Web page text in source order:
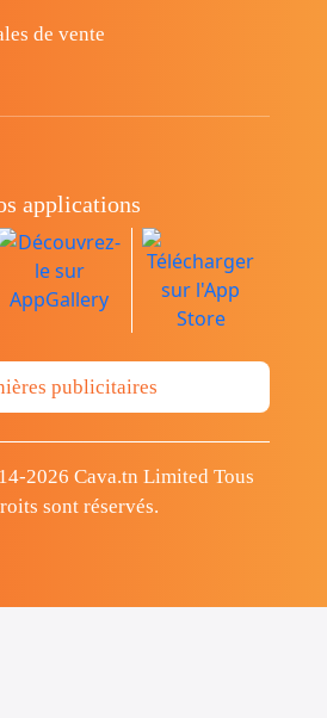
de vente
applications
publicitaires
2026 Cava.tn Limited Tous
sont réservés.